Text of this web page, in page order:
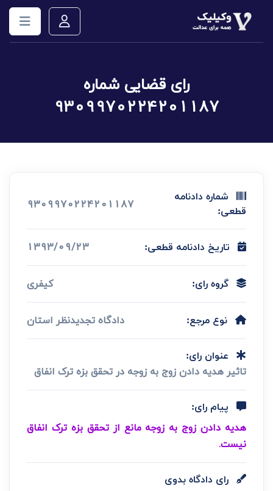
رای قضایی شماره
9309970224201187
شماره دادنامه
قطعی:
9309970224201187
تاریخ دادنامه قطعی: 1393/09/23
گروه رای: کیفری
نوع مرجع: دادگاه تجدیدنظر استان
عنوان رای:
تاثیر هدیه دادن زوج به زوجه در تحقق بزه ترک انفاق
پیام رای:
هدیه دادن زوج به زوجه مانع از تحقق بزه ترک انفاق
نیست.
رای دادگاه بدوی